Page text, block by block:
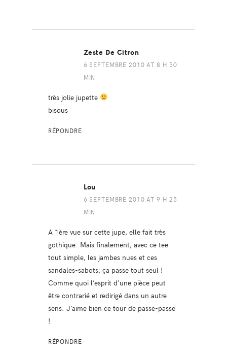
Zeste De Citron
6 SEPTEMBRE 2010 AT 8 H 50
MIN
très jolie jupette
bisous
RÉPONDRE
Lou
6 SEPTEMBRE 2010 AT 9 H 25
MIN
A 1ère vue sur cette jupe, elle fait très
gothique. Mais finalement, avec ce tee
tout simple, les jambes nues et ces
sandales-sabots; ça passe tout seul !
Comme quoi l’esprit d’une pièce peut
être contrarié et redirigé dans un autre
sens. J’aime bien ce tour de passe-passe
!
RÉPONDRE